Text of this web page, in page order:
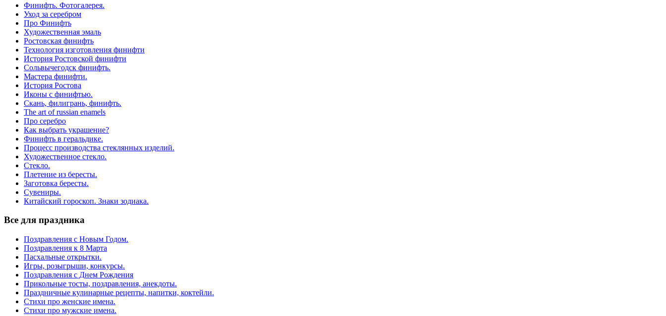
Финифть. Фотогалерея.
Уход за серебром
Про Финифть
Художественная эмаль
Ростовская финифть
Технология изготовления финифти
История Ростовской финифти
Сольвычегодск финифть.
Мастера финифти.
История Ростова
Иконы с финифтью.
Скань, филигрань, финифть.
The art of russian enamels
Про серебро
Как выбрать украшение?
Финифть в геральдике.
Процесс производства стеклянных изделий.
Художественное стекло.
Стекло.
Плетение из бересты.
Заготовка бересты.
Сувениры.
Китайский гороскоп. Знаки зодиака.
Все для праздника
Поздравления с Новым Годом.
Поздравления к 8 Марта
Пасхальные открытки.
Игры, розыгрыши, конкурсы.
Поздравления с Днем Рождения
Прикольные тосты, поздравления, анекдоты.
Праздничные кулинарные рецепты, напитки, коктейли.
Стихи про женские имена.
Стихи про мужские имена.